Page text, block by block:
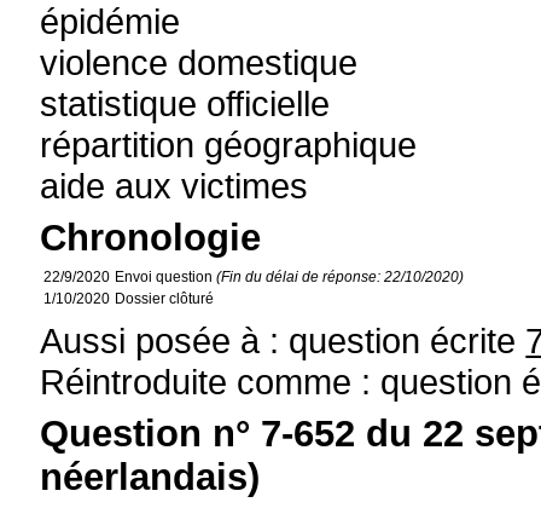
épidémie
violence domestique
statistique officielle
répartition géographique
aide aux victimes
Chronologie
22/9/2020 Envoi question(Fin du délai de réponse: 22/10/2020)
1/10/2020 Dossier clôturé
Aussi posée à : question écrite
Réintroduite comme : question
Question n° 7-652 du 22
néerlandais)